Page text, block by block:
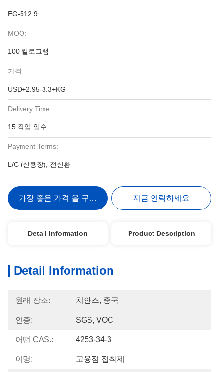
EG-512.9
MOQ:
100 킬로그램
가격:
USD+2.95-3.3+KG
Delivery Time:
15 작업 일수
Payment Terms:
L/C (신용장), 전신환
가장 좋은 가격 을 구하라 지금 연락하세요
Detail Information Product Description
Detail Information
원래 장소: 치안스, 중국
인증: SGS, VOC
어떤 CAS.: 4253-34-3
이명: 고융점 접착제